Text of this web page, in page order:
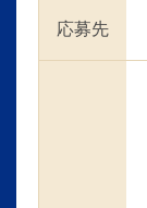
応募先